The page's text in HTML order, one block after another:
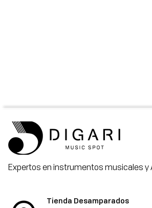
Expertos en instrumentos musicales y
Tienda Desamparados